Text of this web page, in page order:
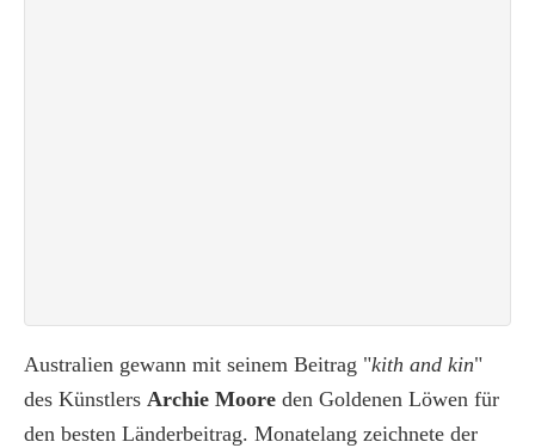
Australien gewann mit seinem Beitrag "kith and kin"
des Künstlers Archie Moore den Goldenen Löwen für
den besten Länderbeitrag. Monatelang zeichnete der